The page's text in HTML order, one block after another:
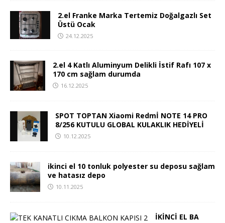
2.el Franke Marka Tertemiz Doğalgazlı Set
Üstü Ocak
24.12.2025
2.el 4 Katlı Aluminyum Delikli İstif Rafı 107 x
170 cm sağlam durumda
16.12.2025
SPOT TOPTAN Xiaomi Redmİ NOTE 14 PRO
8/256 KUTULU GLOBAL KULAKLIK HEDİYELİ
10.12.2025
ikinci el 10 tonluk polyester su deposu sağlam
ve hatasız depo
10.11.2025
İKİNCİ EL BA